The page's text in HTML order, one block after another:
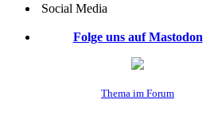
Social Media
Folge uns auf Mastodon
Thema im Forum